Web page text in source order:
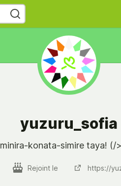
yuzuru_sofia
minira-konata-simire taya! (/
Rejoint le https://